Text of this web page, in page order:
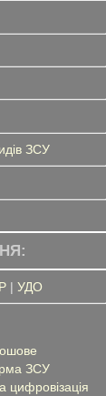
ЗСУ
| УДО
ЗСУ
цифровізація